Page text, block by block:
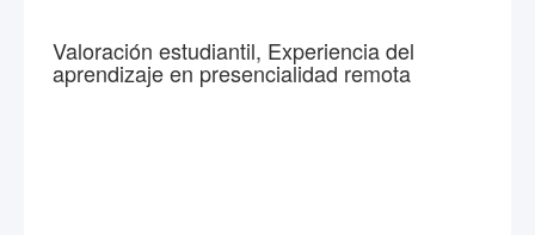
Valoración estudiantil, Experiencia del
aprendizaje en presencialidad remota